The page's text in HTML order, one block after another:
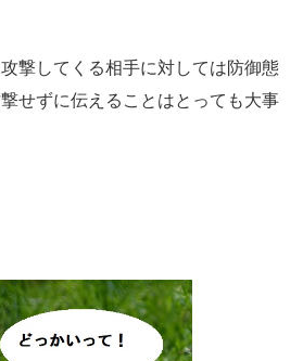
撃してくる相手に対しては防御態
せずに伝えることはとっても大事